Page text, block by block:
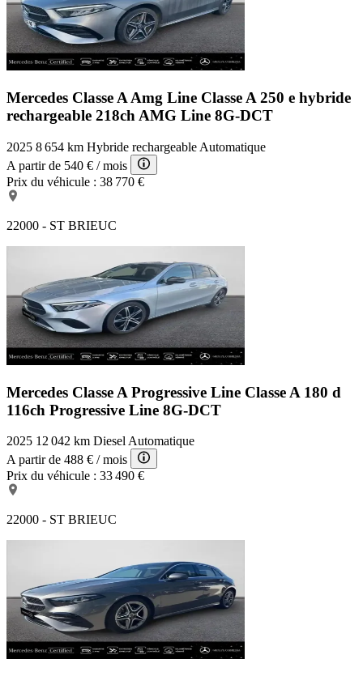
Mercedes Classe A Amg Line Classe A 250 e hybride
rechargeable 218ch AMG Line 8G-DCT
2025 8 654 km Hybride rechargeable Automatique
A partir de 540 € / mois
Prix du véhicule : 38 770 €
22000 - ST BRIEUC
Mercedes Classe A Progressive Line Classe A 180 d
116ch Progressive Line 8G-DCT
2025 12 042 km Diesel Automatique
A partir de 488 € / mois
Prix du véhicule : 33 490 €
22000 - ST BRIEUC